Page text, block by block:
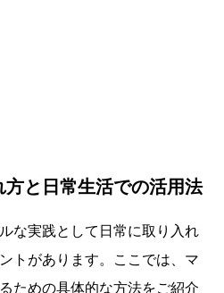
と日常生活での活用法
な実践として日常に取り入れ
トがあります。ここでは、マ
ための具体的な方法をご紹介
金運財布 姓名判断